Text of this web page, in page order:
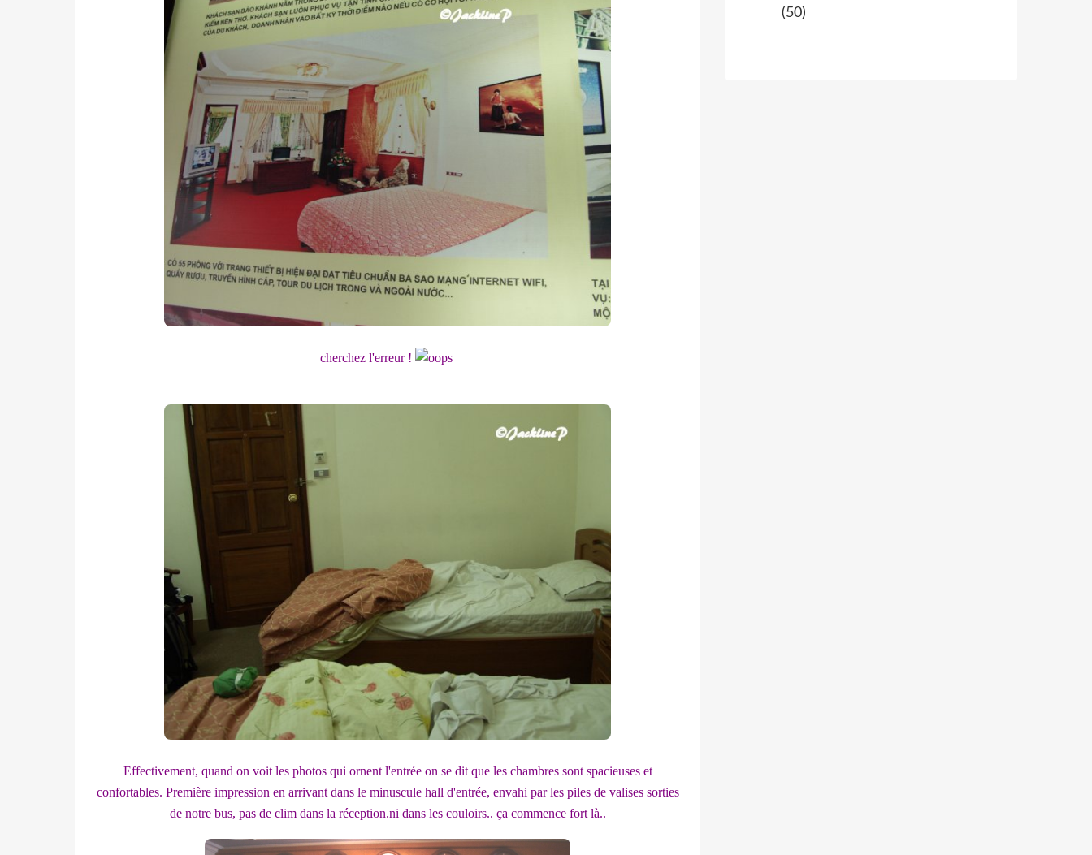
cherchez l'erreur !
Effectivement, quand on voit les photos qui ornent l'entrée on se dit que les chambres sont spacieuses et
confortables. Première impression en arrivant dans le minuscule hall d'entrée, envahi par les piles de valises sorties
de notre bus, pas de clim dans la réception.ni dans les couloirs.. ça commence fort là..
(50)